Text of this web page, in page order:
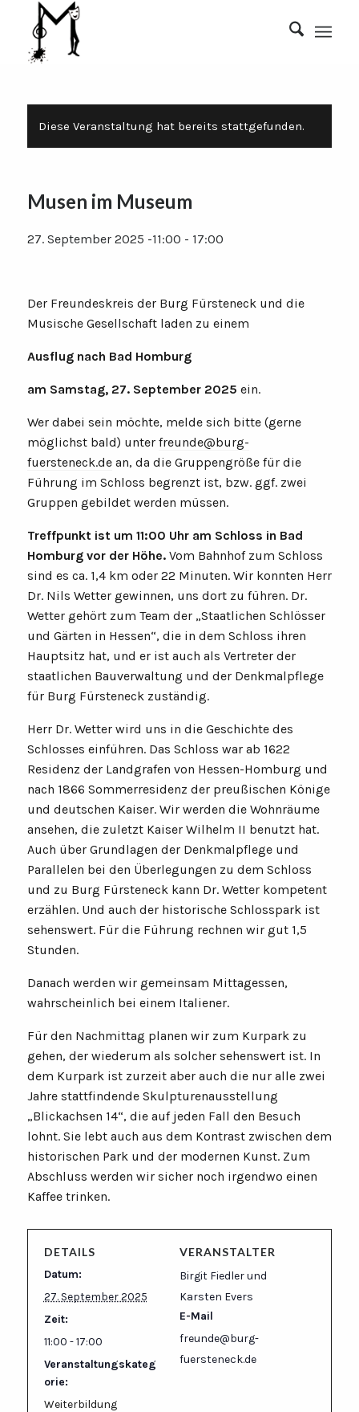
Diese Veranstaltung hat bereits stattgefunden.
Musen im Museum
27. September 2025 -11:00 - 17:00
Der Freundeskreis der Burg Fürsteneck und die
Musische Gesellschaft laden zu einem
Ausflug nach Bad Homburg
am Samstag, 27. September 2025 ein.
Wer dabei sein möchte, melde sich bitte (gerne
möglichst bald) unter freunde@burg-
fuersteneck.dean, da die Gruppengröße für die
Führung im Schloss begrenzt ist, bzw. ggf. zwei
Gruppen gebildet werden müssen.
Treffpunkt ist um 11:00 Uhr am Schloss in Bad
Homburg vor der Höhe.Vom Bahnhof zum Schloss
sind es ca. 1,4 km oder 22 Minuten. Wir konnten Herr
Dr. Nils Wetter gewinnen, uns dort zu führen. Dr.
Wetter gehört zum Team der „Staatlichen Schlösser
und Gärten in Hessen“, die in dem Schloss ihren
Hauptsitz hat, und er ist auch als Vertreter der
staatlichen Bauverwaltung und der Denkmalpflege
für Burg Fürsteneck zuständig.
Herr Dr. Wetter wird uns in die Geschichte des
Schlosses einführen. Das Schloss war ab 1622
Residenz der Landgrafen von Hessen-Homburg und
nach 1866 Sommerresidenz der preußischen Könige
und deutschen Kaiser. Wir werden die Wohnräume
ansehen, die zuletzt Kaiser Wilhelm II benutzt hat.
Auch über Grundlagen der Denkmalpflege und
Parallelen bei den Überlegungen zu dem Schloss
und zu Burg Fürsteneck kann Dr. Wetter kompetent
erzählen. Und auch der historische Schlosspark ist
sehenswert. Für die Führung rechnen wir gut 1,5
Stunden.
Danach werden wir gemeinsam Mittagessen,
wahrscheinlich bei einem Italiener.
Für den Nachmittag planen wir zum Kurpark zu
gehen, der wiederum als solcher sehenswert ist. In
dem Kurpark ist zurzeit aber auch die nur alle zwei
Jahre stattfindende Skulpturenausstellung
„Blickachsen 14“, die auf jeden Fall den Besuch
lohnt. Sie lebt auch aus dem Kontrast zwischen dem
historischen Park und der modernen Kunst. Zum
Abschluss werden wir sicher noch irgendwo einen
Kaffee trinken.
DETAILS
Datum:
27. September 2025
Zeit:
11:00 - 17:00
Veranstaltungskateg
orie:
Weiterbildung
VERANSTALTER
Birgit Fiedler und
Karsten Evers
E-Mail
freunde@burg-
fuersteneck.de